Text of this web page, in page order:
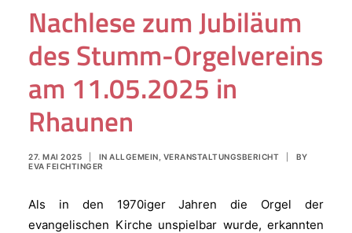
Nachlese zum Jubiläum
des Stumm-Orgelvereins
am 11.05.2025 in
Rhaunen
27. MAI 2025 IN ALLGEMEIN VERANSTALTUNGSBERICHT
BY
EVA FEICHTINGER
Als in den 1970iger Jahren die Orgel der
evangelischen Kirche unspielbar wurde, erkannten